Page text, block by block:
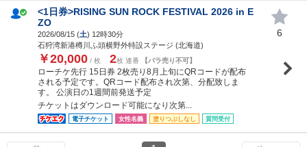
<1日券>RISING SUN ROCK FESTIVAL 2026 in E
ZO
2026/08/15 (土) 12時30分
石狩湾新港樽川ふ頭横野外特設ステージ (北海道)
￥20,000 / 枚 2枚 連番 【バラ売り不可】
ローチケ先行 15日券 2枚売り8月上旬にQRコードが配布
される予定です。QRコード配布され次第、分配致しま
す。 公演日の1週間前発送予定
チケットはダウンロード可能になり次第...
電子チケット 女性名義 塗りつぶしなし 質問受付
6